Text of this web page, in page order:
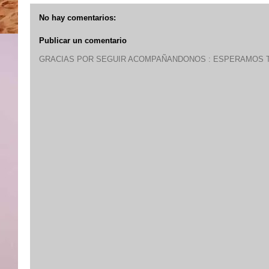
No hay comentarios:
Publicar un comentario
GRACIAS POR SEGUIR ACOMPAÑANDONOS : ESPERAMOS